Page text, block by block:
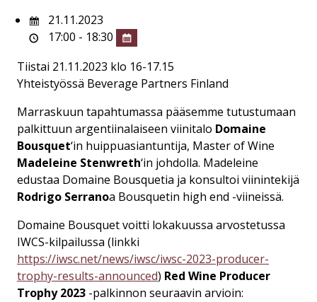
21.11.2023
17:00 - 18:30
Tiistai 21.11.2023 klo 16-17.15
Yhteistyössä Beverage Partners Finland
Marraskuun tapahtumassa pääsemme tutustumaan
palkittuun argentiinalaiseen viinitalo Domaine
Bousquet‘in huippuasiantuntija, Master of Wine
Madeleine Stenwreth‘in johdolla. Madeleine
edustaa Domaine Bousquetia ja konsultoi viinintekijä
Rodrigo Serranoa Bousquetin high end -viineissä.
Domaine Bousquet voitti lokakuussa arvostetussa
IWCS-kilpailussa (linkki
https://iwsc.net/news/iwsc/iwsc-2023-producer-
trophy-results-announced) Red Wine Producer
Trophy 2023 -palkinnon seuraavin arvioin: